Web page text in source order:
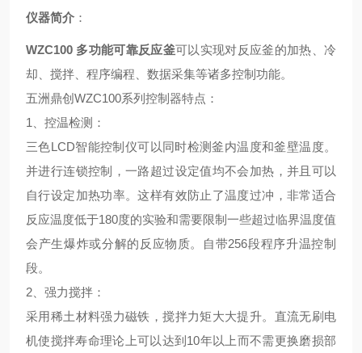
仪器简介 ：
WZC100 多功能可靠反应釜可以实现对反应釜的加热、冷
却、搅拌、程序编程、数据采集等诸多控制功能。
五洲鼎创WZC100系列控制器特点 ：
1、 控温检测 ：
三色LCD智能控制仪可以同时检测釜内温度和釜壁温度。
并进行连锁控制，一路超过设定值均不会加热，并且可以
自行设定加热功率。这样有效防止了温度过冲，非常适合
反应温度低于180度的实验和需要限制一些超过临界温度值
会产生爆炸或分解的反应物质。自带256段程序升温控制
段。
2、 强力搅拌 ：
采用稀土材料强力磁铁，搅拌力矩大大提升。直流无刷电
机使搅拌寿命理论上可以达到10年以上而不需更换磨损部